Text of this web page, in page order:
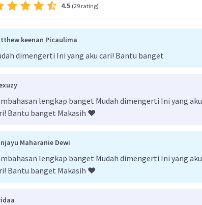
4.5 (29 rating)
keenan Picaulima
dimengerti Ini yang aku cari! Bantu banget
lengkap banget Mudah dimengerti Ini yang aku
Bantu banget Makasih ❤️
Maharanie Dewi
lengkap banget Mudah dimengerti Ini yang aku
Bantu banget Makasih ❤️